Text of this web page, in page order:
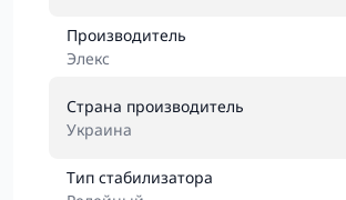
Производитель
Элекс
Страна производитель
Украина
Тип стабилизатора